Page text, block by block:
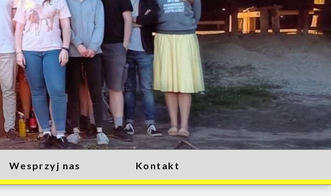
Wesprzyj nas Kontakt